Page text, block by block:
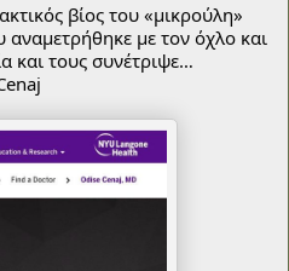
βίος του «μικρούλη»
με τον όχλο και
και τους συνέτριψε…